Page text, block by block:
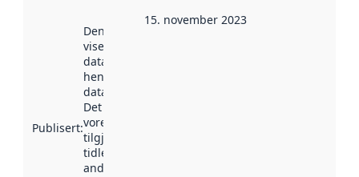
Publisert:
Denne datoen
viser når
datasettet vart
henta inn av
data.norge.no.
Det kan ha
vore
tilgjengeleg
tidlegare
andre stader.
15. november 2023